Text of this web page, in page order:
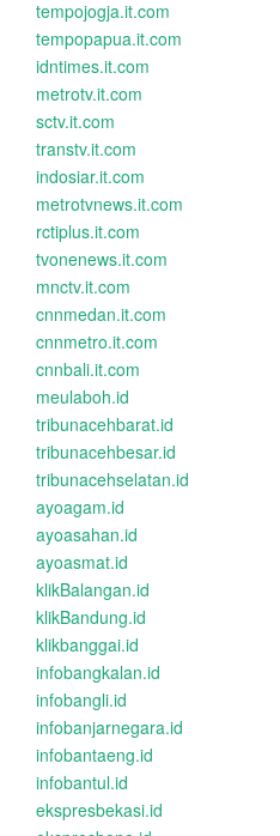
tempojogja.it.com
tempopapua.it.com
idntimes.it.com
metrotv.it.com
sctv.it.com
transtv.it.com
indosiar.it.com
metrotvnews.it.com
rctiplus.it.com
tvonenews.it.com
mnctv.it.com
cnnmedan.it.com
cnnmetro.it.com
cnnbali.it.com
meulaboh.id
tribunacehbarat.id
tribunacehbesar.id
tribunacehselatan.id
ayoagam.id
ayoasahan.id
ayoasmat.id
klikBalangan.id
klikBandung.id
klikbanggai.id
infobangkalan.id
infobangli.id
infobanjarnegara.id
infobantaeng.id
infobantul.id
ekspresbekasi.id